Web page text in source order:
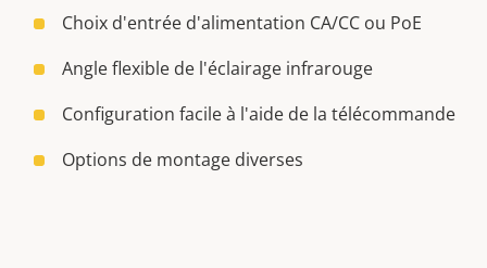
Choix d'entrée d'alimentation CA/CC ou PoE
Angle flexible de l'éclairage infrarouge
Configuration facile à l'aide de la télécommande
Options de montage diverses